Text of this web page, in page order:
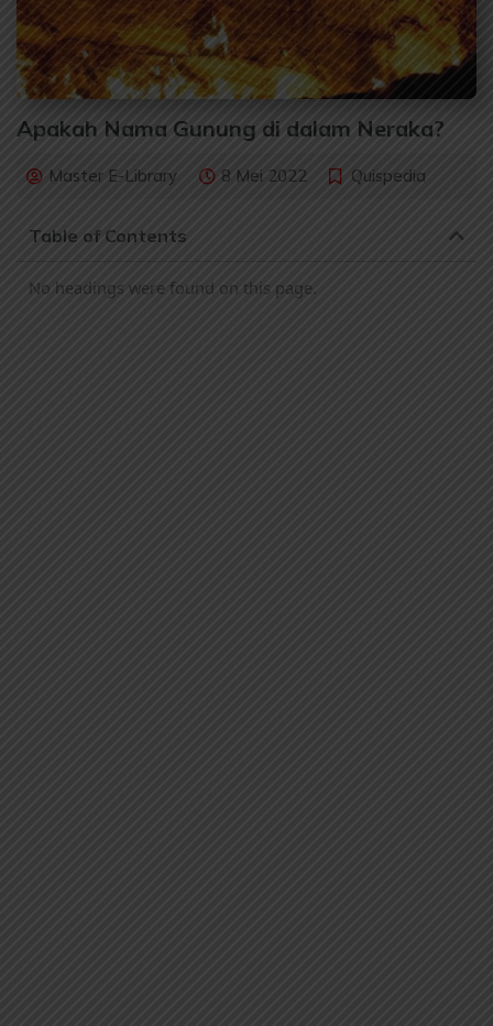
Apakah Nama Gunung di dalam Neraka?
Master E-Library 8 Mei 2022 Quispedia
Table of Contents
No headings were found on this page.